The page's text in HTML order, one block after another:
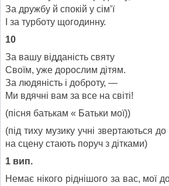
За дружбу й спокій у сім’ї
І за турботу щогодинну.
10
За вашу відданість святу
Своїм, уже дорослим дітям.
За людяність і доброту, —
Ми вдячні вам за все на світі!
(пісня батькам « Батьки мої))
(під тиху музику учні звертаються до
на сцену стають поруч з дітками)
1 вип.
Немає нікого ріднішого за вас, мої